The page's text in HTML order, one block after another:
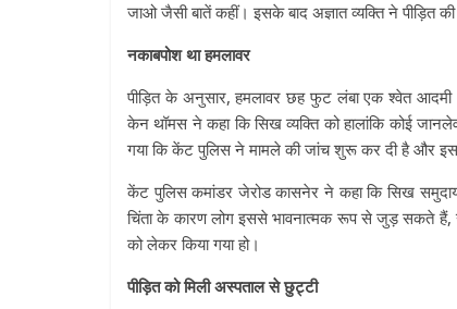
जाओ जैसी बातें कहीं। इसके बाद अज्ञात व्यक्ति ने पीड़ित की
नकाबपोश था हमलावर
पीड़ित के अनुसार, हमलावर छह फुट लंबा एक श्वेत
केन थॉमस ने कहा कि सिख व्यक्ति को हालांकि कोई
गया कि केंट पुलिस ने मामले की जांच शुरू कर दी है और
केंट पुलिस कमांडर जेरोड कासनेर ने कहा कि सिख
चिंता के कारण लोग इससे भावनात्मक रूप से जुड़ सकते
को लेकर किया गया हो।
पीड़ित को मिली अस्पताल से छुट्टी